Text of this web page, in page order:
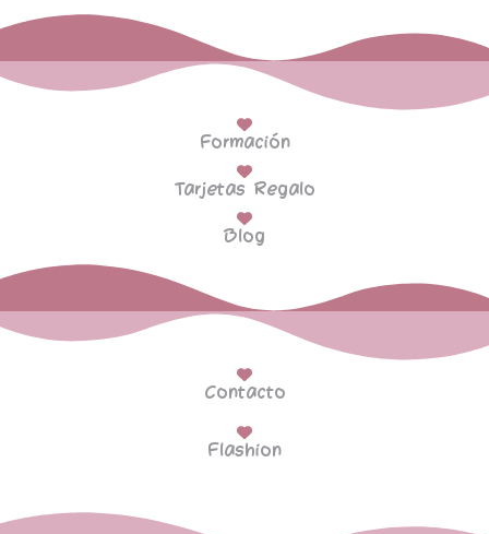
Formación
Tarjetas Regalo
Blog
Contacto
Flashion